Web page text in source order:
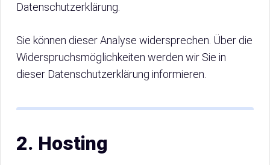
Datenschutzerklärung.
Sie können dieser Analyse widersprechen. Über die
Widerspruchsmöglichkeiten werden wir Sie in
dieser Datenschutzerklärung informieren.
2. Hosting